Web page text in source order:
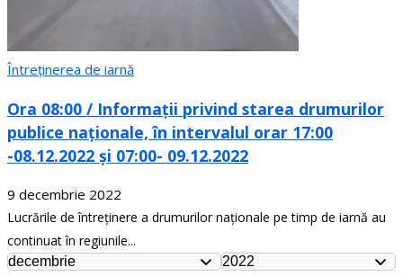
Întreținerea de iarnă
Ora 08:00 / Informații privind starea drumurilor
publice naționale, în intervalul orar 17:00
-08.12.2022 și 07:00- 09.12.2022
9 decembrie 2022
Lucrările de întreținere a drumurilor naționale pe timp de iarnă au
continuat în regiunile...